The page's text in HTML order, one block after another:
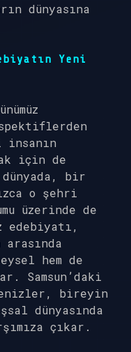
dünyasına
Yeni
insanın
için de
bir
o şehri
üzerinde de
edebiyatı,
arasında
hem de
Samsun’daki
bireyin
dünyasında
çıkar.